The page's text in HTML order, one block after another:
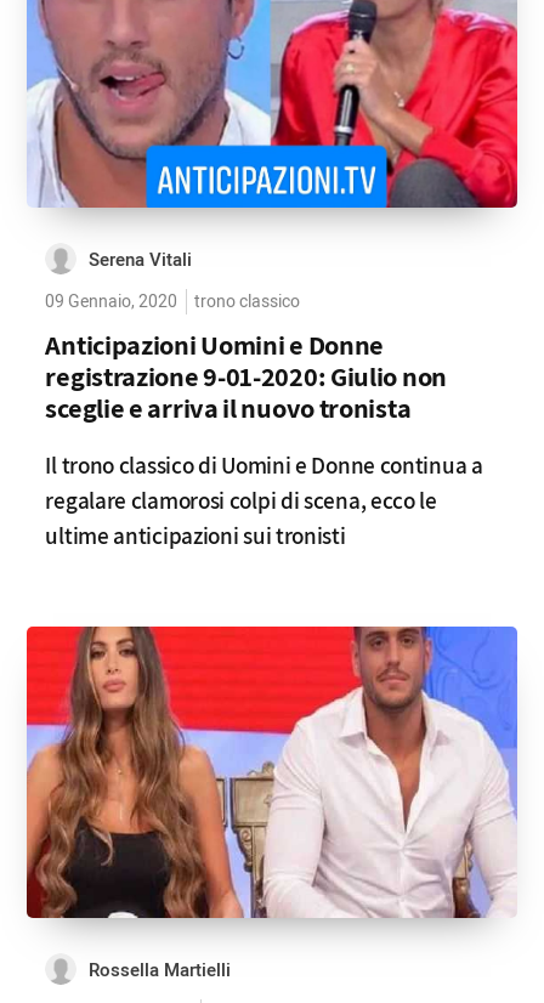
Serena Vitali
09 Gennaio, 2020 trono classico
Anticipazioni Uomini e Donne
registrazione 9-01-2020: Giulio non
sceglie e arriva il nuovo tronista
Il trono classico di Uomini e Donne continua a
regalare clamorosi colpi di scena, ecco le
ultime anticipazioni sui tronisti
Rossella Martielli